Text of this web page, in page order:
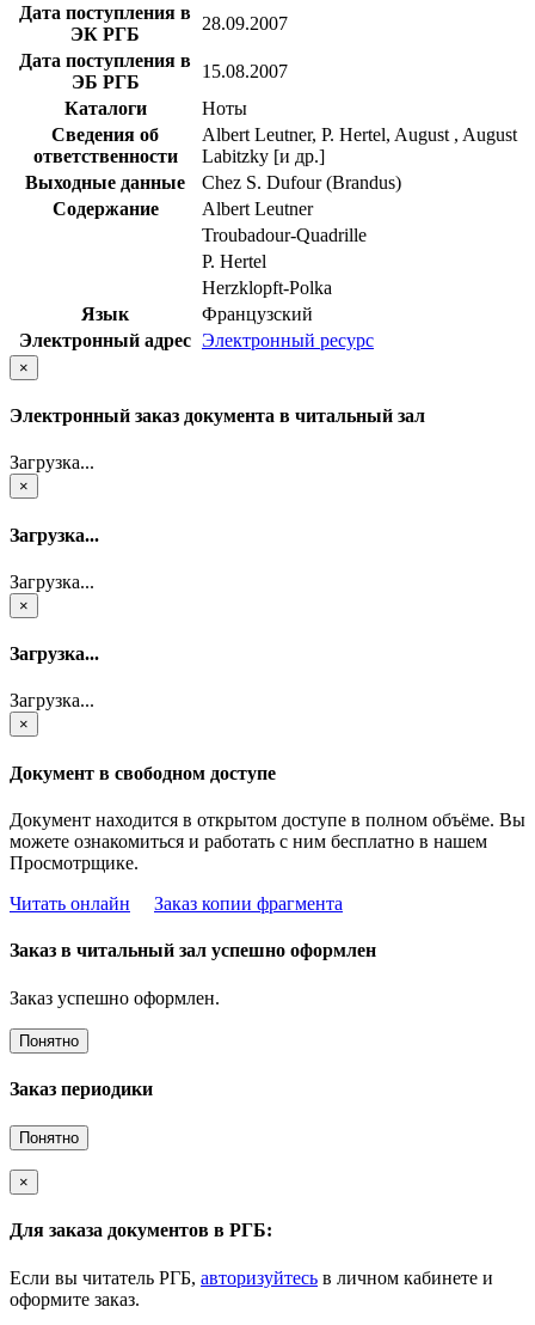
Дата поступления в
ЭК РГБ
28.09.2007
Дата поступления в
ЭБ РГБ
15.08.2007
Каталоги
Ноты
Сведения об
ответственности
Albert Leutner, P. Hertel, August , August
Labitzky [и др.]
Выходные данные
Chez S. Dufour (Brandus)
Содержание
Albert Leutner
Troubadour-Quadrille
P. Hertel
Herzklopft-Polka
Язык
Французский
Электронный адрес Электронный ресурс
×
Электронный заказ документа в читальный зал
Загрузка...
×
Загрузка...
Загрузка...
×
Загрузка...
Загрузка...
×
Документ в свободном доступе
Документ находится в открытом доступе в полном объёме. Вы
можете ознакомиться и работать с ним бесплатно в нашем
Просмотрщике.
Читать онлайн
Заказ копии фрагмента
Заказ в читальный зал успешно оформлен
Заказ успешно оформлен.
Понятно
Заказ периодики
Понятно
×
Для заказа документов в РГБ:
Если вы читатель РГБ, авторизуйтесь в личном кабинете и
оформите заказ.